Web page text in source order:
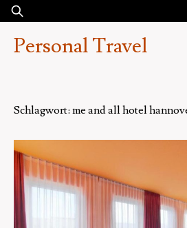
Skip
content
Suchen
Personal Travel
Schlagwort: me and all hotel